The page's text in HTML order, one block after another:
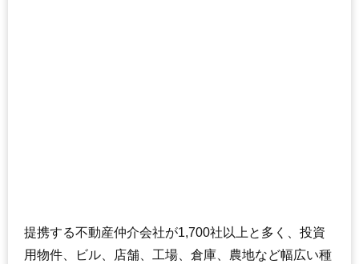
提携する不動産仲介会社が1,700社以上と多く、投資
用物件、ビル、店舗、工場、倉庫、農地など幅広い種